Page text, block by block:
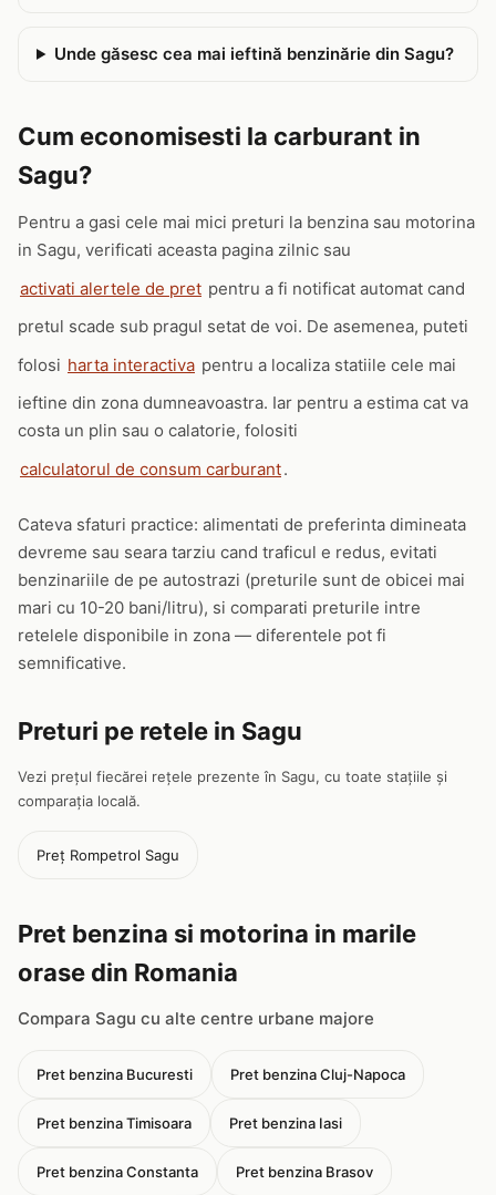
Unde găsesc cea mai ieftină benzinărie din Sagu?
Cum economisesti la carburant in
Sagu?
Pentru a gasi cele mai mici preturi la benzina sau motorina
in Sagu, verificati aceasta pagina zilnic sau
activati alertele de pret pentru a fi notificat automat cand
pretul scade sub pragul setat de voi. De asemenea, puteti
folosi harta interactiva pentru a localiza statiile cele mai
ieftine din zona dumneavoastra. Iar pentru a estima cat va
costa un plin sau o calatorie, folositi
calculatorul de consum carburant.
Cateva sfaturi practice: alimentati de preferinta dimineata
devreme sau seara tarziu cand traficul e redus, evitati
benzinariile de pe autostrazi (preturile sunt de obicei mai
mari cu 10-20 bani/litru), si comparati preturile intre
retelele disponibile in zona — diferentele pot fi
semnificative.
Preturi pe retele in Sagu
Vezi prețul fiecărei rețele prezente în Sagu, cu toate stațiile și
comparația locală.
Preț Rompetrol Sagu
Pret benzina si motorina in marile
orase din Romania
Compara Sagu cu alte centre urbane majore
Pret benzina Bucuresti Pret benzina Cluj-Napoca
Pret benzina Timisoara Pret benzina Iasi
Pret benzina Constanta Pret benzina Brasov